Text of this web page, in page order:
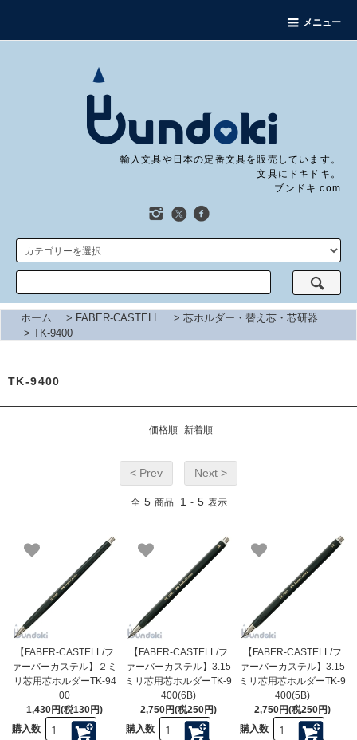
メニュー
輸入文具や日本の定番文具を販売しています。
文具にドキドキ。
ブンドキ.com
ホーム > FABER-CASTELL > 芯ホルダー・替え芯・芯研器
> TK-9400
TK-9400
価格順 新着順
< Prev Next >
全 5 商品 1 - 5 表示
【FABER-CASTELL/フ
ァーバーカステル】２ミ
リ芯用芯ホルダーTK-94
00
1,430円(税130円)
購入数
【FABER-CASTELL/フ
ァーバーカステル】3.15
ミリ芯用芯ホルダーTK-9
400(6B)
2,750円(税250円)
購入数
【FABER-CASTELL/フ
ァーバーカステル】3.15
ミリ芯用芯ホルダーTK-9
400(5B)
2,750円(税250円)
購入数